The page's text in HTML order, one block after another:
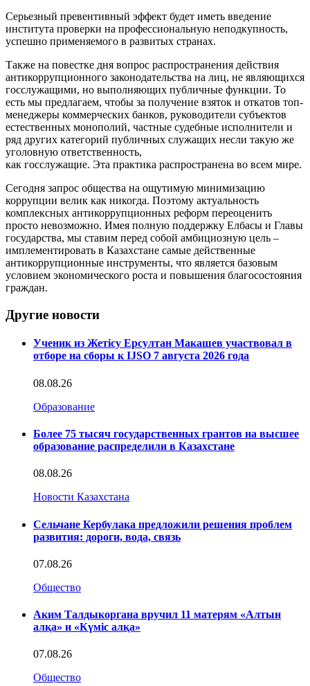
Серьезный превентивный эффект будет иметь введение
института проверки на профессиональную неподкупность,
успешно применяемого в развитых странах.
Также на повестке дня вопрос распространения действия
антикоррупционного законодательства на лиц, не являющихся
госслужащими, но выполняющих публичные функции. То
есть мы предлагаем, чтобы за получение взяток и откатов топ-
менеджеры коммерческих банков, руководители субъектов
естественных монополий, частные судебные исполнители и
ряд других категорий публичных служащих несли такую же
уголовную ответственность,
как госслужащие. Эта практика распространена во всем мире.
Сегодня запрос общества на ощутимую минимизацию
коррупции велик как никогда. Поэтому актуальность
комплексных антикоррупционных реформ переоценить
просто невозможно. Имея полную поддержку Елбасы и Главы
государства, мы ставим перед собой амбициозную цель –
имплементировать в Казахстане самые действенные
антикоррупционные инструменты, что является базовым
условием экономического роста и повышения благосостояния
граждан.
Другие новости
Ученик из Жетісу Ерсултан Макашев участвовал в
отборе на сборы к IJSO 7 августа 2026 года
08.08.26
Образование
Более 75 тысяч государственных грантов на высшее
образование распределили в Казахстане
08.08.26
Новости Казахстана
Сельчане Кербулака предложили решения проблем
развития: дороги, вода, связь
07.08.26
Общество
Аким Талдыкоргана вручил 11 матерям «Алтын
алқа» и «Күміс алқа»
07.08.26
Общество